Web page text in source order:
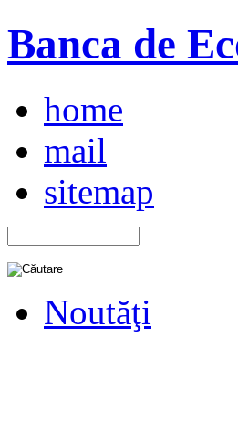
Banca de
home
mail
sitemap
Noutăţi